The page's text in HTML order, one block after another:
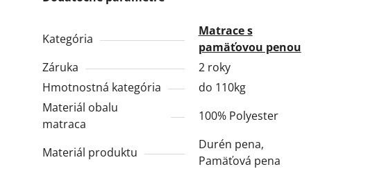
Kategória
Matrace s
pamäťovou penou
Záruka
2 roky
Hmotnostná kategória
do 110kg
Materiál obalu
matraca
100% Polyester
Materiál produktu
Durén pena,
Pamäťová pena